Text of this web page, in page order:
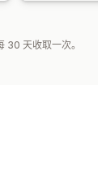
30 天收取一次。